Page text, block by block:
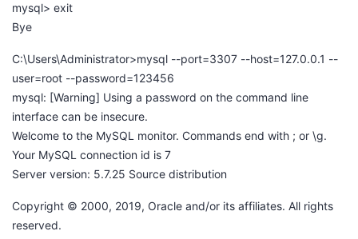
mysql> exit
Bye
C:\Users\Administrator>mysql --port=3307 --host=127.0.0.1 --
user=root --password=123456
mysql: [Warning] Using a password on the command line
interface can be insecure.
Welcome to the MySQL monitor. Commands end with ; or \g.
Your MySQL connection id is 7
Server version: 5.7.25 Source distribution
Copyright © 2000, 2019, Oracle and/or its affiliates. All rights
reserved.